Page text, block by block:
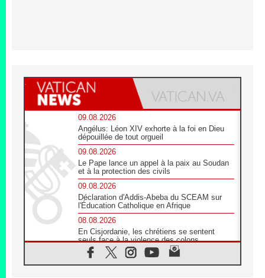
09.08.2026
Angélus: Léon XIV exhorte à la foi en Dieu
dépouillée de tout orgueil
09.08.2026
Le Pape lance un appel à la paix au Soudan
et à la protection des civils
09.08.2026
Déclaration d'Addis-Abeba du SCEAM sur
l'Éducation Catholique en Afrique
08.08.2026
En Cisjordanie, les chrétiens se sentent
seuls face à la violence des colons
08.08.2026
Léon XIV au sanctuaire de Notre Dame du